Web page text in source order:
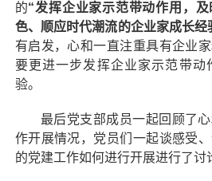
的“发挥企业家示范带动作用，
色、顺应时代潮流的企业家成长经
有启发，心和一直注重具有企业
要更进一步发挥企业家示范带动
验。
最后党支部成员一起回顾了
作开展情况，党员们一起谈感受
的党建工作如何进行开展进行了讨